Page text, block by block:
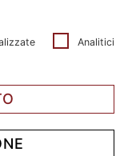
Analitici